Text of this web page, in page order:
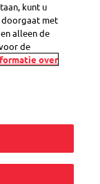
de
is
mijn
altijd
kunt u
doorgaat met
alleen de
de
over